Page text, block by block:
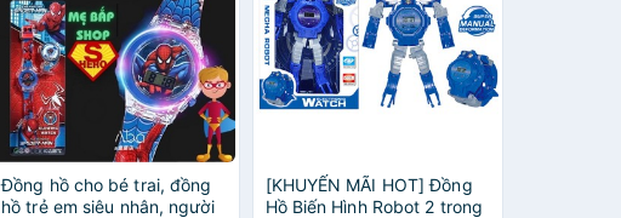
Đồng hồ cho bé trai, đồng
hồ trẻ em siêu nhân, người
[KHUYẾN MÃI HOT] Đồng
Hồ Biến Hình Robot 2 trong